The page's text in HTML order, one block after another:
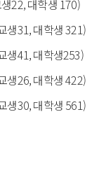
22, 대학생 170)
생31, 대학생 321)
생41, 대학생253)
생26, 대학생 422)
생30, 대학생 561)